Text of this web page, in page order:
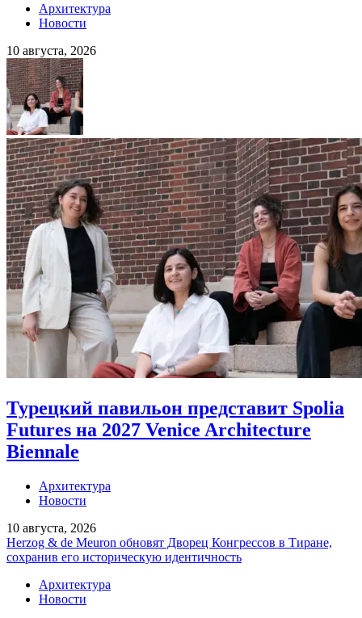
Архитектура
Новости
10 августа, 2026
Турецкий павильон представит Spolia
Futures на 2027 Venice Architecture
Biennale
Архитектура
Новости
10 августа, 2026
Herzog & de Meuron обновят Дворец Конгрессов в Тиране,
сохранив его историческую идентичность
Архитектура
Новости